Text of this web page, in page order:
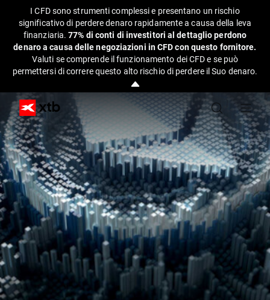
I CFD sono strumenti complessi e presentano un rischio
significativo di perdere denaro rapidamente a causa della leva
finanziaria.77% di conti di investitori al dettaglio perdono
denaro a causa delle negoziazioni in CFD con questo fornitore.
Valuti se comprende il funzionamento dei CFD e se può
permettersi di correre questo alto rischio di perdere il Suo denaro.